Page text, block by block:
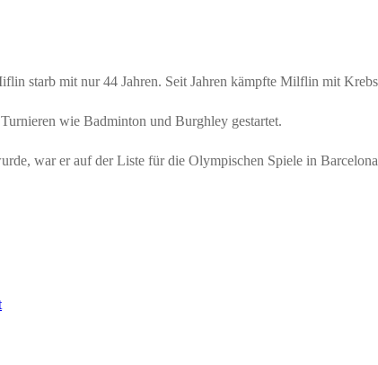
starb mit nur 44 Jahren. Seit Jahren kämpfte Milflin mit
wie Badminton und Burghley gestartet.
war er auf der Liste für die Olympischen Spiele in